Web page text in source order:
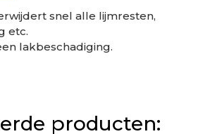
snel alle lijmresten,
etc.
lakbeschadiging.
producten: